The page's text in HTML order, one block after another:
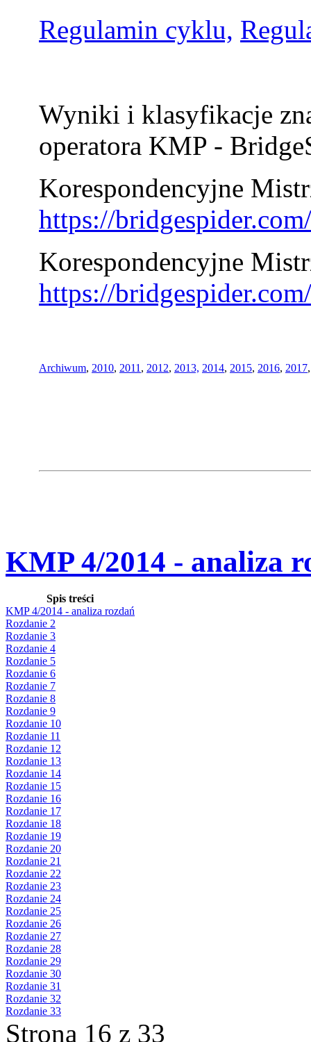
Regulamin cyklu,
Wyniki i klasyfikacje
operatora KMP -
Korespondencyjne
https://
Korespondencyjne
https://
Archiwum, 2010, 2011 , 2012, 2013, 2014, 2015, 2016, 2017
KMP 4/2014 - analiza
Spis treści
KMP 4/2014 - analiza rozdań
Rozdanie 2
Rozdanie 3
Rozdanie 4
Rozdanie 5
Rozdanie 6
Rozdanie 7
Rozdanie 8
Rozdanie 9
Rozdanie 10
Rozdanie 11
Rozdanie 12
Rozdanie 13
Rozdanie 14
Rozdanie 15
Rozdanie 16
Rozdanie 17
Rozdanie 18
Rozdanie 19
Rozdanie 20
Rozdanie 21
Rozdanie 22
Rozdanie 23
Rozdanie 24
Rozdanie 25
Rozdanie 26
Rozdanie 27
Rozdanie 28
Rozdanie 29
Rozdanie 30
Rozdanie 31
Rozdanie 32
Rozdanie 33
Strona 16 z 33